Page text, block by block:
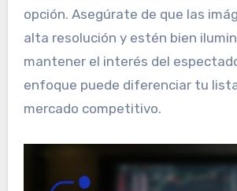
opción. Asegúrate de que las
alta resolución y estén bien
mantener el interés del
enfoque puede diferenciar tu
mercado competitivo.